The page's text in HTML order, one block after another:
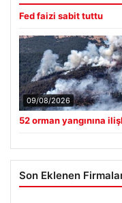
Fed faizi sabit tuttu
09/08/2026
52 orman yangınına
Son Eklenen